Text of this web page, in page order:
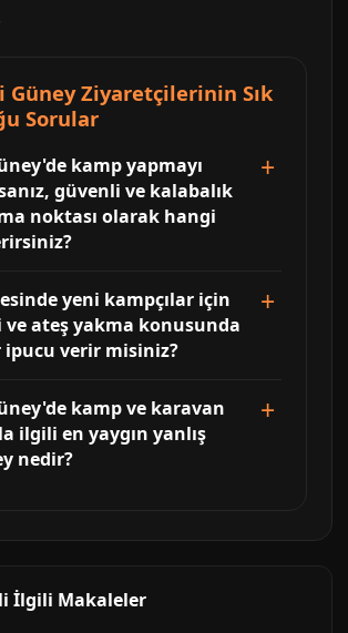
Güney Ziyaretçilerinin Sık
Sorular
kamp yapmayı
güvenli ve kalabalık
noktası olarak hangi
yeni kampçılar için
ateş yakma konusunda
verir misiniz?
kamp ve karavan
ilgili en yaygın yanlış
nedir?
İlgili Makaleler